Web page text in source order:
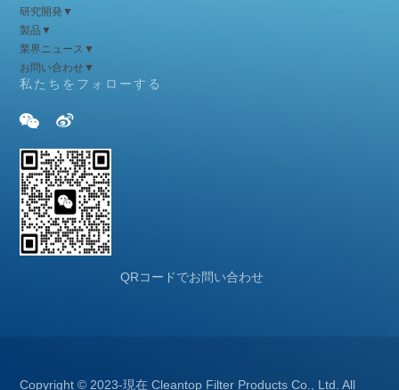
研究開発 ▼
製品 ▼
業界ニュース ▼
お問い合わせ▼
私たちをフォローする
 
QRコードでお問い合わせ
Copyright © 2023-現在 Cleantop Filter Products Co., Ltd. All